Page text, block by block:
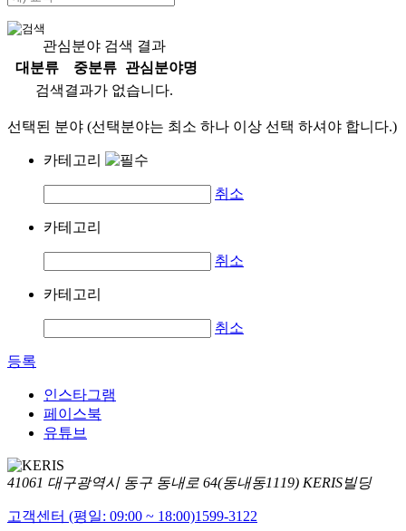
관심분야 검색 결과
대분류
중분류
관심분야명
검색결과가 없습니다.
선택된 분야 (선택분야는 최소 하나 이상 선택 하셔야 합니다.)
카테고리
취소
카테고리
취소
카테고리
취소
등록
인스타그램
페이스북
유튜브
41061 대구광역시 동구 동내로 64(동내동1119) KERIS빌딩
고객센터 (평일: 09:00 ~ 18:00)1599-3122